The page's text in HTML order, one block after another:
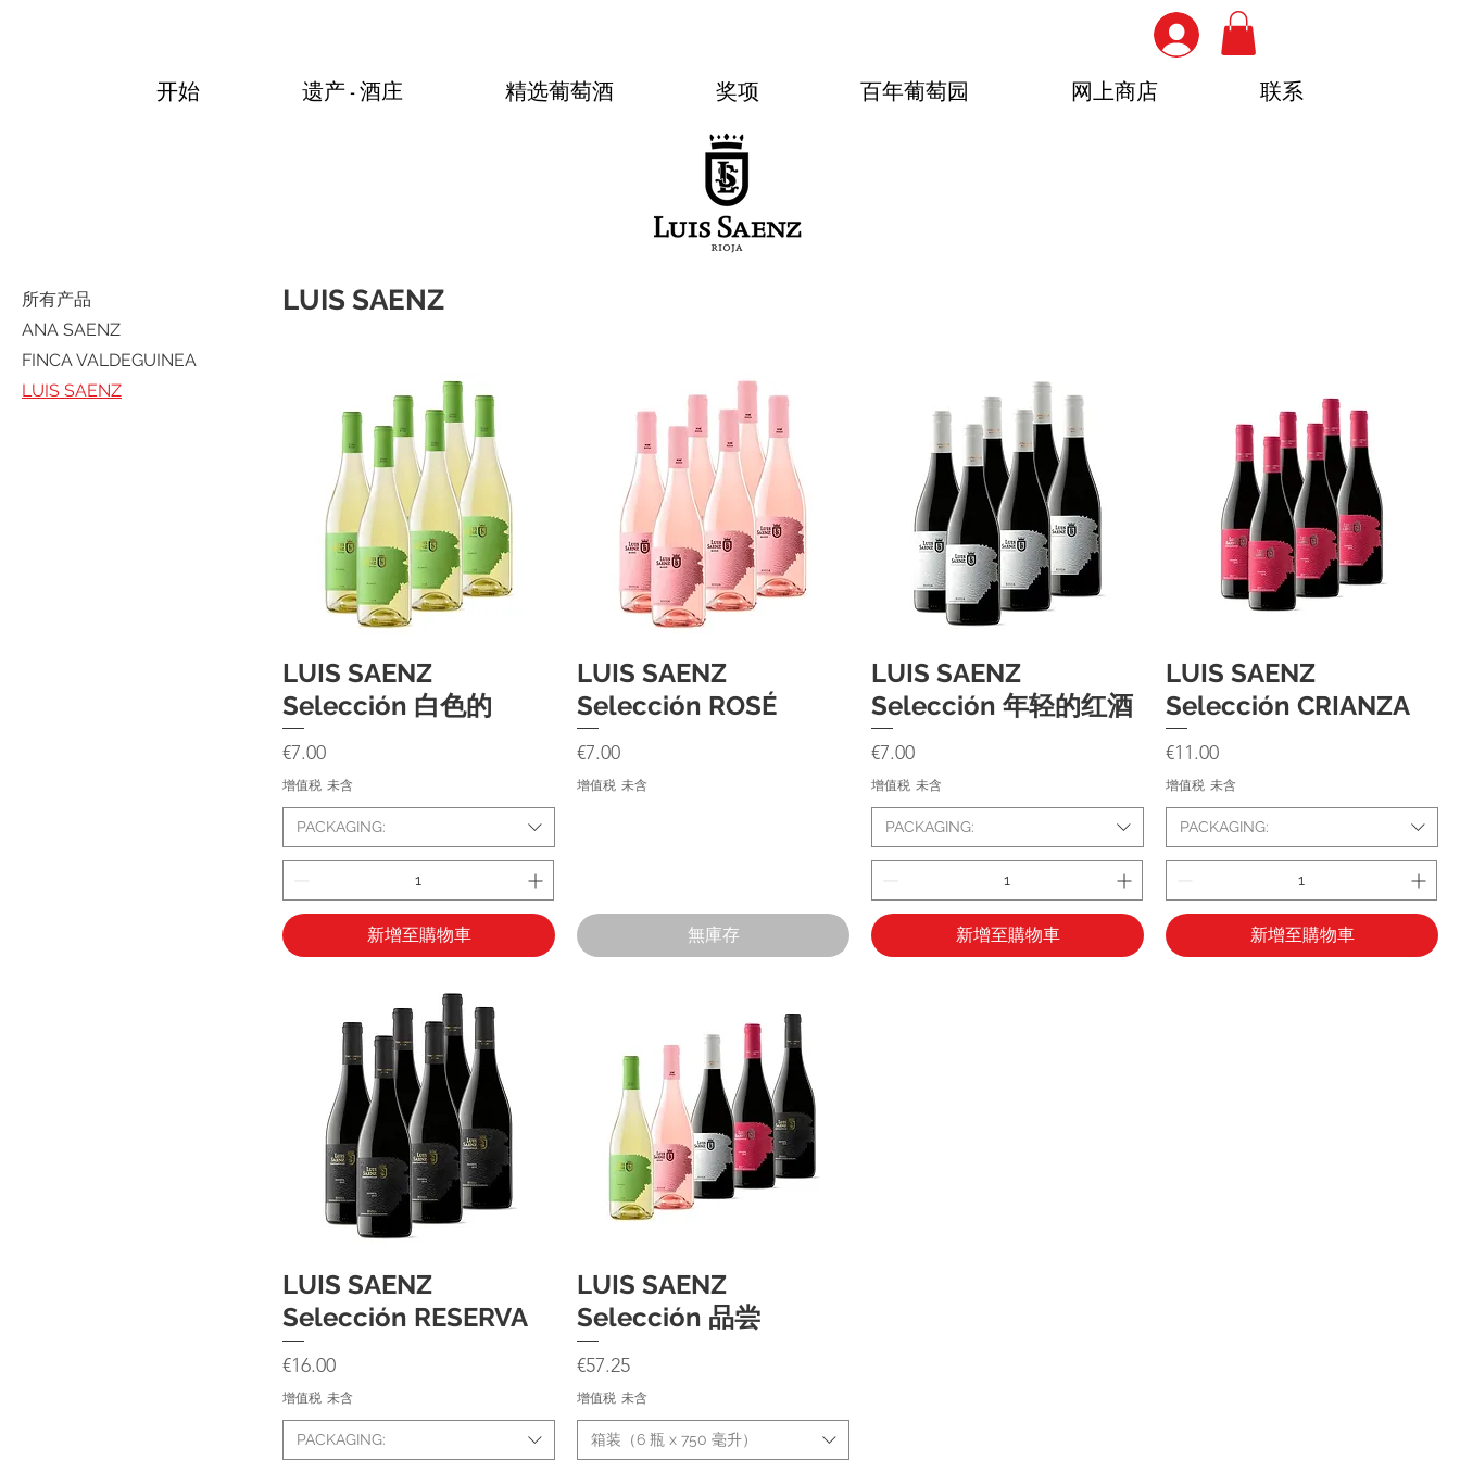
开始 遗产 - 酒庄 精选葡萄酒 奖项 百年葡萄园 网上商店 联系
所有产品
ANA SAENZ
FINCA VALDEGUINEA
LUIS SAENZ
LUIS SAENZ
快速瀏覽
LUIS SAENZ
Selección 白色的
價格
€7.00
增值税 未含
PACKAGING:
新增至購物車
快速瀏覽
LUIS SAENZ
Selección ROSÉ
價格
€7.00
增值税 未含
無庫存
快速瀏覽
LUIS SAENZ
Selección 年轻的红酒
價格
€7.00
增值税 未含
PACKAGING:
新增至購物車
快速瀏覽
LUIS SAENZ
Selección CRIANZA
價格
€11.00
增值税 未含
PACKAGING:
新增至購物車
快速瀏覽
LUIS SAENZ
Selección RESERVA
價格
€16.00
增值税 未含
PACKAGING:
快速瀏覽
LUIS SAENZ
Selección 品尝
價格
€57.25
增值税 未含
箱装（6 瓶 x 750 毫升）